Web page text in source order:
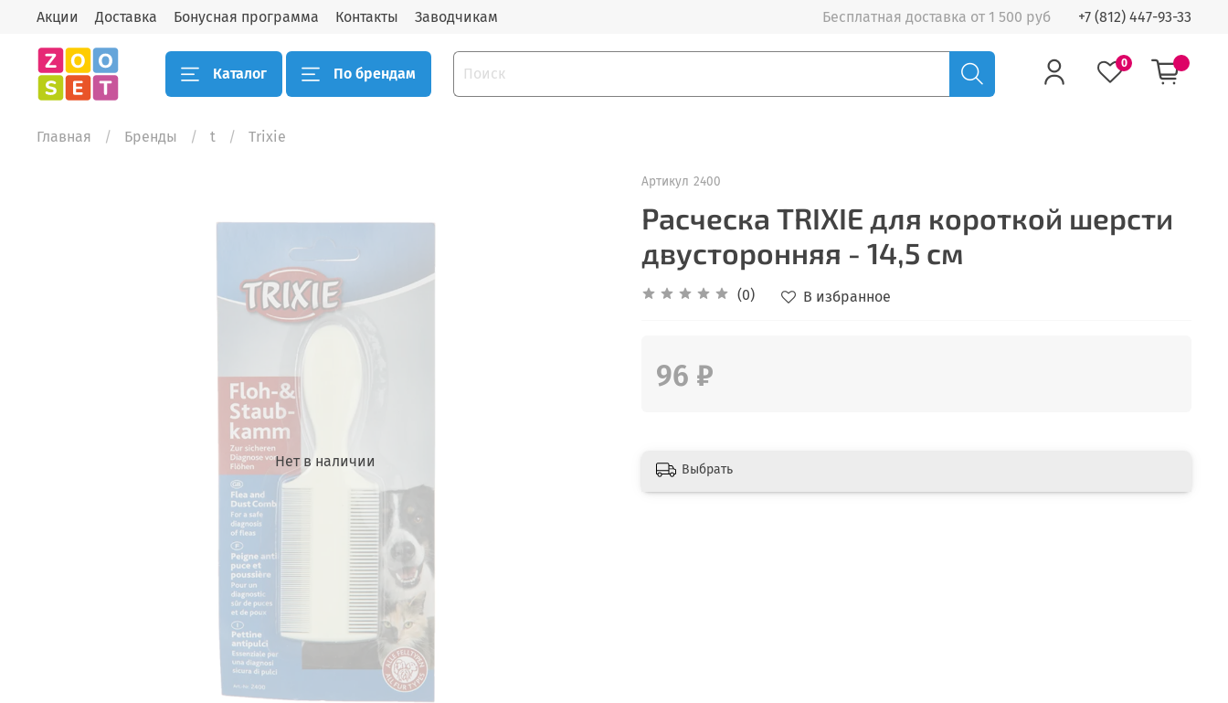
Акции Доставка Бонусная программа Контакты Заводчикам Бесплатная доставка от 1 500 руб +7 (812) 447-93-33
Каталог По брендам
0
Главная Бренды t Trixie
Нет в наличии
Артикул 2400
Расческа TRIXIE для короткой шерсти
двусторонняя - 14,5 см
(0) В избранное
96 ₽
Выбрать